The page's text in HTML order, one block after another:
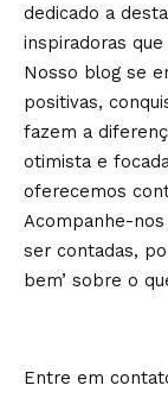
dedicado a
inspiradoras
Nosso blog se
positivas,
fazem a
otimista e
oferecemos
Acompanhe-
ser contadas,
bem’ sobre o
Entre em